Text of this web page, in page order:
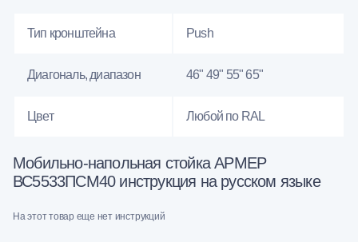
Тип кронштейна Push
Диагональ, диапазон 46" 49" 55" 65"
Цвет Любой по RAL
Мобильно-напольная стойка АРМЕР
ВС5533ПСМ40 инструкция на русском языке
На этот товар еще нет инструкций